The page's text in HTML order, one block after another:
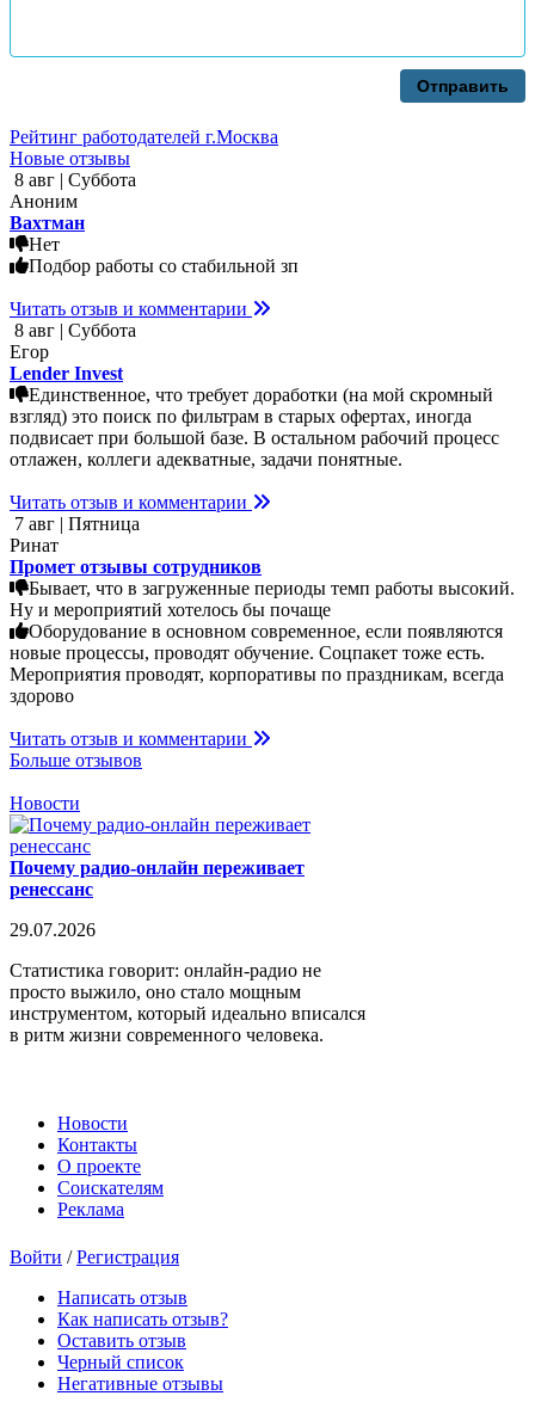
Отправить
Рейтинг работодателей г.Москва
Новые отзывы
8 авг | Суббота
Аноним
Вахтман
Нет
Подбор работы со стабильной зп
Читать отзыв и комментарии
8 авг | Суббота
Егор
Lender Invest
Единственное, что требует доработки (на мой скромный
взгляд) это поиск по фильтрам в старых офертах, иногда
подвисает при большой базе. В остальном рабочий процесс
отлажен, коллеги адекватные, задачи понятные.
Читать отзыв и комментарии
7 авг | Пятница
Ринат
Промет отзывы сотрудников
Бывает, что в загруженные периоды темп работы высокий.
Ну и мероприятий хотелось бы почаще
Оборудование в основном современное, если появляются
новые процессы, проводят обучение. Соцпакет тоже есть.
Мероприятия проводят, корпоративы по праздникам, всегда
здорово
Читать отзыв и комментарии
Больше отзывов
Новости
Почему радио-онлайн переживает
ренессанс
29.07.2026
Статистика говорит: онлайн-радио не
просто выжило, оно стало мощным
инструментом, который идеально вписался
в ритм жизни современного человека.
Новости
Контакты
О проекте
Соискателям
Реклама
Войти /Регистрация
Написать отзыв
Как написать отзыв?
Оставить отзыв
Черный список
Негативные отзывы